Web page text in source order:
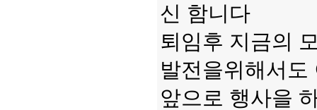
신 함니다
퇴임후 지금의
발전을위해서도
앞으로 행사을